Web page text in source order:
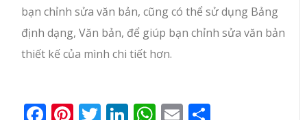
bạn chỉnh sửa văn bản, cũng có thể sử dụng Bảng
định dạng, Văn bản, để giúp bạn chỉnh sửa văn bản
thiết kế của mình chi tiết hơn.